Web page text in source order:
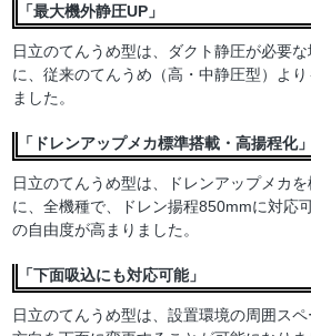
「最大機外静圧UP」
日立のてんうめ型は、ダクト静圧が必要
に、従来のてんうめ（高・中静圧型）よ
ました。
「ドレンアップメカ標準搭載・高揚程化」
日立のてんうめ型は、ドレンアップメカ
に、全機種で、ドレン揚程850mmに対応
の自由度が高まりました。
「下面吸込にも対応可能」
日立のてんうめ型は、設置環境の周囲ス